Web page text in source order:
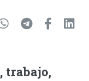
trabajo,